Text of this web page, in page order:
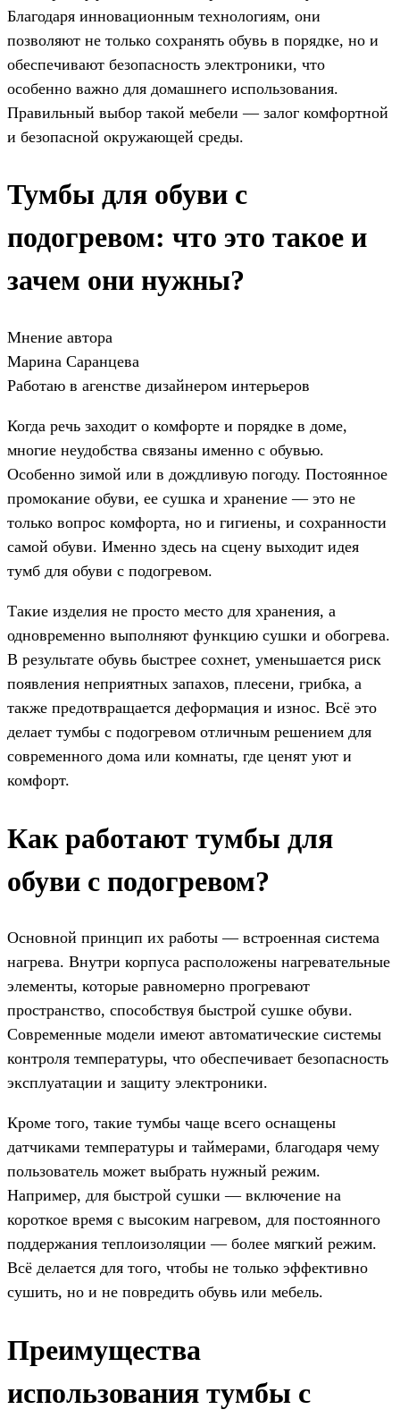
Благодаря инновационным технологиям, они
позволяют не только сохранять обувь в порядке, но и
обеспечивают безопасность электроники, что
особенно важно для домашнего использования.
Правильный выбор такой мебели — залог комфортной
и безопасной окружающей среды.
Тумбы для обуви с
подогревом: что это такое и
зачем они нужны?
Мнение автора
Марина Саранцева
Работаю в агенстве дизайнером интерьеров
Когда речь заходит о комфорте и порядке в доме,
многие неудобства связаны именно с обувью.
Особенно зимой или в дождливую погоду. Постоянное
промокание обуви, ее сушка и хранение — это не
только вопрос комфорта, но и гигиены, и сохранности
самой обуви. Именно здесь на сцену выходит идея
тумб для обуви с подогревом.
Такие изделия не просто место для хранения, а
одновременно выполняют функцию сушки и обогрева.
В результате обувь быстрее сохнет, уменьшается риск
появления неприятных запахов, плесени, грибка, а
также предотвращается деформация и износ. Всё это
делает тумбы с подогревом отличным решением для
современного дома или комнаты, где ценят уют и
комфорт.
Как работают тумбы для
обуви с подогревом?
Основной принцип их работы — встроенная система
нагрева. Внутри корпуса расположены нагревательные
элементы, которые равномерно прогревают
пространство, способствуя быстрой сушке обуви.
Современные модели имеют автоматические системы
контроля температуры, что обеспечивает безопасность
эксплуатации и защиту электроники.
Кроме того, такие тумбы чаще всего оснащены
датчиками температуры и таймерами, благодаря чему
пользователь может выбрать нужный режим.
Например, для быстрой сушки — включение на
короткое время с высоким нагревом, для постоянного
поддержания теплоизоляции — более мягкий режим.
Всё делается для того, чтобы не только эффективно
сушить, но и не повредить обувь или мебель.
Преимущества
использования тумбы с